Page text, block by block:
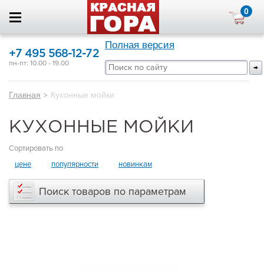
0
+7 495 568-12-72
пн-пт: 10.00 - 19.00
Полная версия
Главная > Кухонные мойки
КУХОННЫЕ МОЙКИ
Сортировать по
цене
популярности новинкам
Поиск товаров по параметрам